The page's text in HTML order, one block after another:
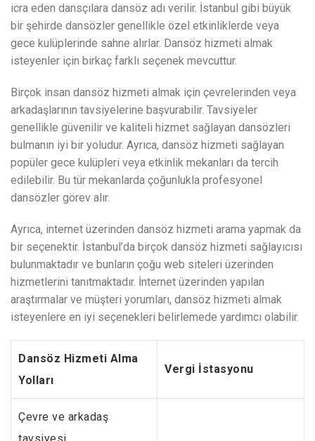
icra eden dansçılara dansöz adı verilir. İstanbul gibi büyük
bir şehirde dansözler genellikle özel etkinliklerde veya
gece kulüplerinde sahne alırlar. Dansöz hizmeti almak
isteyenler için birkaç farklı seçenek mevcuttur.
Birçok insan dansöz hizmeti almak için çevrelerinden veya
arkadaşlarının tavsiyelerine başvurabilir. Tavsiyeler
genellikle güvenilir ve kaliteli hizmet sağlayan dansözleri
bulmanın iyi bir yoludur. Ayrıca, dansöz hizmeti sağlayan
popüler gece kulüpleri veya etkinlik mekanları da tercih
edilebilir. Bu tür mekanlarda çoğunlukla profesyonel
dansözler görev alır.
Ayrıca, internet üzerinden dansöz hizmeti arama yapmak da
bir seçenektir. İstanbul’da birçok dansöz hizmeti sağlayıcısı
bulunmaktadır ve bunların çoğu web siteleri üzerinden
hizmetlerini tanıtmaktadır. İnternet üzerinden yapılan
araştırmalar ve müşteri yorumları, dansöz hizmeti almak
isteyenlere en iyi seçenekleri belirlemede yardımcı olabilir.
Dansöz Hizmeti Alma
Yolları
Vergi İstasyonu
Çevre ve arkadaş
tavsiyesi